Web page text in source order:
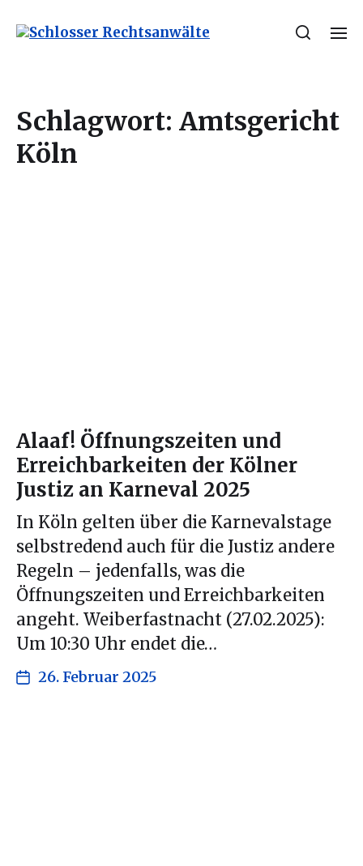
Schlagwort: Amtsgericht
Köln
Alaaf! Öffnungszeiten und
Erreichbarkeiten der Kölner
Justiz an Karneval 2025
In Köln gelten über die Karnevalstage
selbstredend auch für die Justiz andere
Regeln – jedenfalls, was die
Öffnungszeiten und Erreichbarkeiten
angeht. Weiberfastnacht (27.02.2025):
Um 10:30 Uhr endet die…
26. Februar 2025